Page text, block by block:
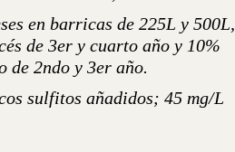
en barricas de 225L y 500L,
de 3er y cuarto año y 10%
de 2ndo y 3er año.
sulfitos añadidos; 45 mg/L